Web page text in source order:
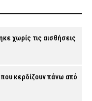
χωρίς τις αισθήσεις
που κερδίζουν πάνω από